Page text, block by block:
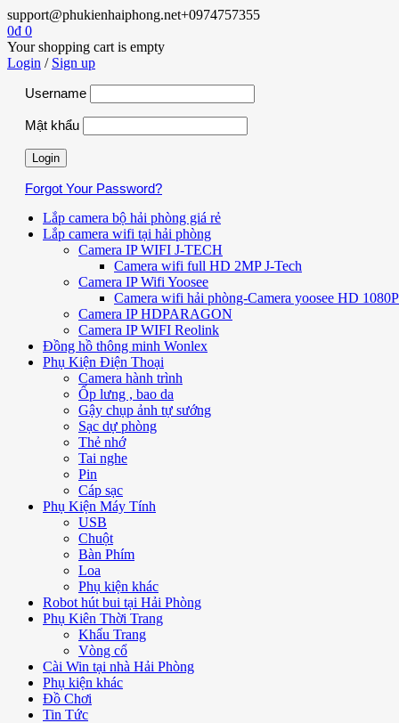
support@phukienhaiphong.net+0974757355
0₫ 0
Your shopping cart is empty
Login / Sign up
Username
Mật khẩu
Forgot Your Password?
Lắp camera bộ hải phòng giá rẻ
Lắp camera wifi tại hải phòng
Camera IP WIFI J-TECH
Camera wifi full HD 2MP J-Tech
Camera IP Wifi Yoosee
Camera wifi hải phòng-Camera yoosee HD
Camera IP HDPARAGON
Camera IP WIFI Reolink
Đồng hồ thông minh Wonlex
Phụ Kiện Điện Thoại
Camera hành trình
Ốp lưng , bao da
Gậy chụp ảnh tự sướng
Sạc dự phòng
Thẻ nhớ
Tai nghe
Pin
Cáp sạc
Phụ Kiện Máy Tính
USB
Chuột
Bàn Phím
Loa
Phụ kiện khác
Robot hút bui tại Hải Phòng
Phụ Kiên Thời Trang
Khẩu Trang
Vòng cổ
Cài Win tại nhà Hải Phòng
Phụ kiện khác
Đồ Chơi
Tin Tức